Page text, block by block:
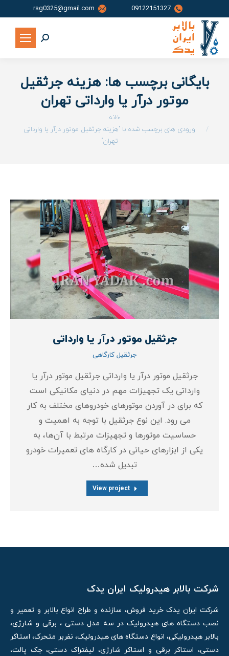
09122151327
rsg0325@gmail.com
جستجو:
بایگانی برچسب ها:هزینه جرثقیل
موتور درآر یا وارداتی تهران
خانه
ورودی های برچسب شده با "هزینه جرثقیل موتور درآر یا وارداتی
تهران"
جرثقیل موتور درآر یا وارداتی
جرثقیل کارگاهی
جرثقیل موتور درآر یا وارداتی جرثقیل موتور درآر یا
وارداتی یک تجهیزات مهم در دنیای مکانیکی است
که برای در آوردن موتورهای خودروهای مختلف به کار
می‌ رود. این نوع جرثقیل با توجه به اهمیت و
حساسیت موتورها و تجهیزات مرتبط با آن‌ها، به
یکی از ابزارهای حیاتی در کارگاه‌ های تعمیرات خودرو
تبدیل شده…
View project
شرکت بالابر هیدرولیک ایران یدک
شرکت ایران یدک خرید فروش، سازنده و طراح انواع بالابر و تعمیر و
نصب دستگاه های هیدرولیک در سه مدل دستی ، برقی و شارژی،
بالابر هیدرولیکی، انواع دستگاه های هیدرولیک، نفربر متحرک، استاکر
دستی، استاکر برقی و استاکر شارژی، لیفتراک دستی، جک پالت،